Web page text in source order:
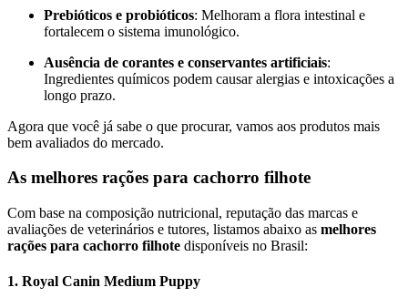
Prebióticos e probióticos: Melhoram a flora intestinal e
fortalecem o sistema imunológico.
Ausência de corantes e conservantes artificiais:
Ingredientes químicos podem causar alergias e intoxicações a
longo prazo.
Agora que você já sabe o que procurar, vamos aos produtos mais
bem avaliados do mercado.
As melhores rações para cachorro filhote
Com base na composição nutricional, reputação das marcas e
avaliações de veterinários e tutores, listamos abaixo as melhores
rações para cachorro filhote disponíveis no Brasil:
1. Royal Canin Medium Puppy